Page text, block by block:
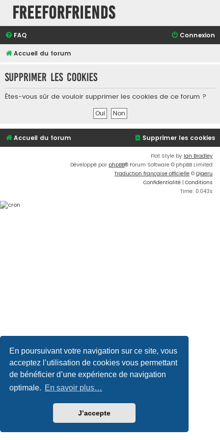
En poursuivant votre navigation sur ce site, vous
acceptez l’utilisation de cookies vous permettant
de bénéficier d’une expérience de navigation
optimale. En savoir plus…
J’accepte
FreeForFriends
FAQ Connexion
Accueil du forum
Supprimer les cookies
Êtes-vous sûr de vouloir supprimer les cookies de ce forum ?
Accueil du forum Supprimer les cookies
Flat Style by Ian Bradley
Développé par phpBB® Forum Software © phpBB Limited
Traduction française officielle © Qiaeru
Confidentialité | Conditions
Time: 0.043s